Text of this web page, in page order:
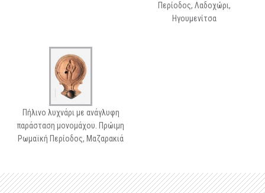
Περίοδος, Λαδοχώρι,
Ηγουμενίτσα
Πήλινο λυχνάρι με ανάγλυφη
παράσταση μονομάχου. Πρώιμη
Ρωμαϊκή Περίοδος, Μαζαρακιά